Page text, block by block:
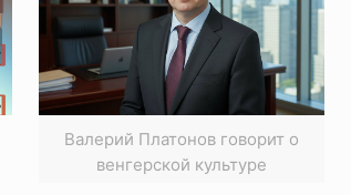
Валерий Платонов говорит о
венгерской культуре